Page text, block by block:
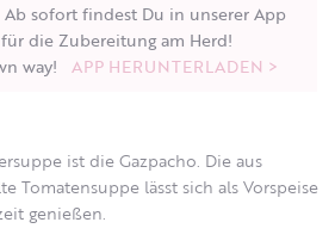
Ab sofort findest Du in unserer App
die Zubereitung am Herd!
way! APP HERUNTERLADEN >
ist die Gazpacho. Die aus
Tomatensuppe lässt sich als Vorspeise
genießen.